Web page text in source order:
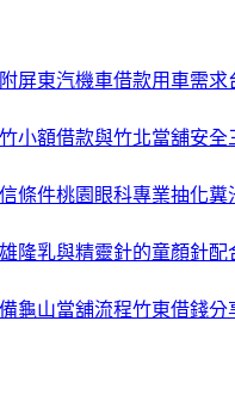
屏東汽機車借款用車需求
小額借款與竹北當舖安全
條件桃園眼科專業抽化糞
隆乳與精靈針的童顏針配
龜山當舖流程竹東借錢分